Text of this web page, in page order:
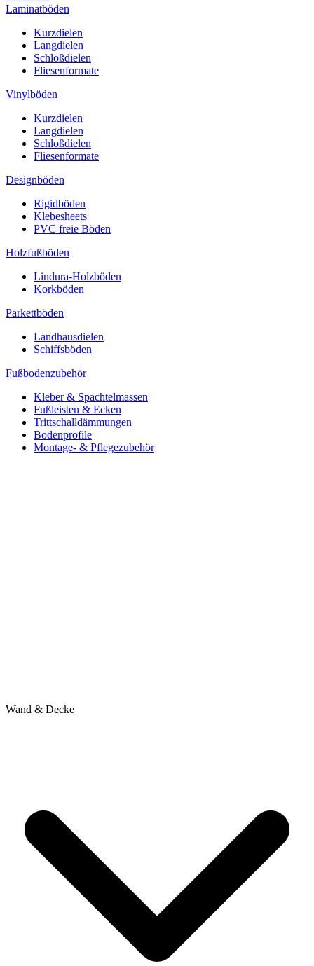
Laminatböden
Kurzdielen
Langdielen
Schloßdielen
Fliesenformate
Vinylböden
Kurzdielen
Langdielen
Schloßdielen
Fliesenformate
Designböden
Rigidböden
Klebesheets
PVC freie Böden
Holzfußböden
Lindura-Holzböden
Korkböden
Parkettböden
Landhausdielen
Schiffsböden
Fußbodenzubehör
Kleber & Spachtelmassen
Fußleisten & Ecken
Trittschalldämmungen
Bodenprofile
Montage- & Pflegezubehör
Wand & Decke